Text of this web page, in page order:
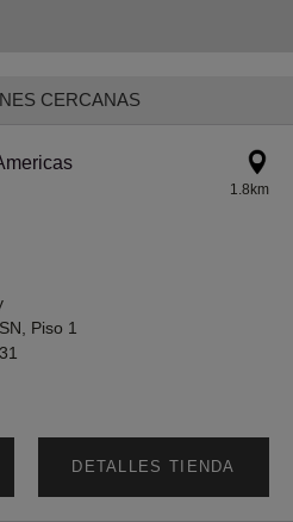
CERCANAS
1.8km
Piso 1
DETALLES TIENDA